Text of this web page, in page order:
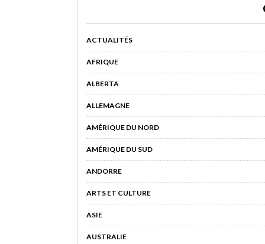
ACTUALITÉS
AFRIQUE
ALBERTA
ALLEMAGNE
AMÉRIQUE DU NORD
AMÉRIQUE DU SUD
ANDORRE
ARTS ET CULTURE
ASIE
AUSTRALIE